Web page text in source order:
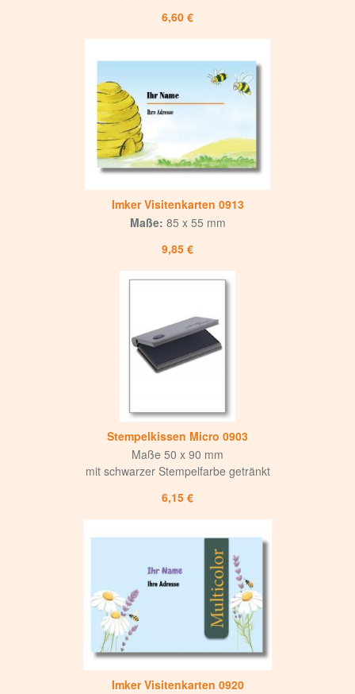
6,60 €
Imker Visitenkarten 0913
9,85 €
Maße: 85 x 55 mm
Stempelkissen Micro 0903
6,15 €
Maße 50 x 90 mm
mit schwarzer Stempelfarbe getränkt
Imker Visitenkarten 0920